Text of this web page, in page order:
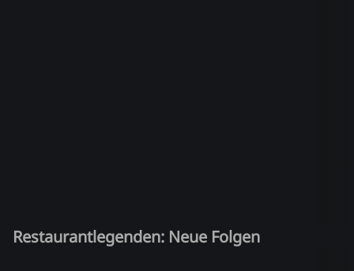
Restaurantlegenden: Neue Folgen